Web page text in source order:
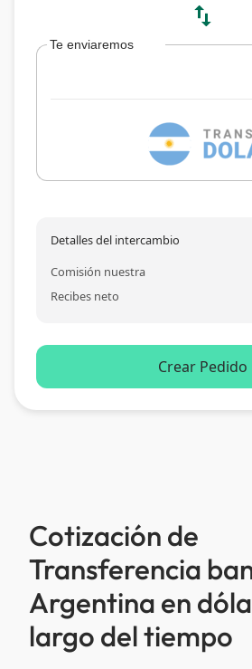
swap_vert
Te enviaremos
Detalles del intercambio
Comisión nuestra
Recibes neto
Crear Pedido
Cotización de
Transferencia
Argentina en
largo del tiempo